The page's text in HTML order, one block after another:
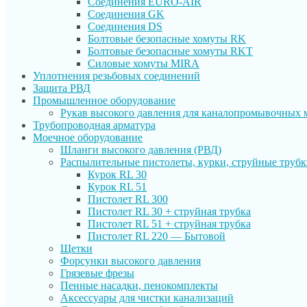
Соединения GK
Соединения DS
Болтовые безопасные хомуты RK
Болтовые безопасные хомуты RKT
Силовые хомуты MIRA
Уплотнения резьбовых соединений
Защита РВД
Промышленное оборудование
Рукав высокого давления для каналопромывочных
Трубопроводная арматура
Моечное оборудование
Шланги высокого давления (РВД)
Распылительные пистолеты, курки, струйные
Курок RL 30
Курок RL 51
Пистолет RL 300
Пистолет RL 30 + струйная трубка
Пистолет RL 51 + струйная трубка
Пистолет RL 220 — Бытовой
Щетки
Форсунки высокого давления
Грязевые фрезы
Пенные насадки, пенокомплекты
Аксессуары для чистки канализаций